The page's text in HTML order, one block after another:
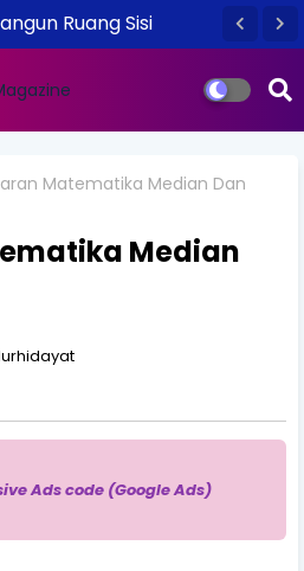
Ruang Sisi
Matematika Median Dan
Median
Ads code (Google Ads)